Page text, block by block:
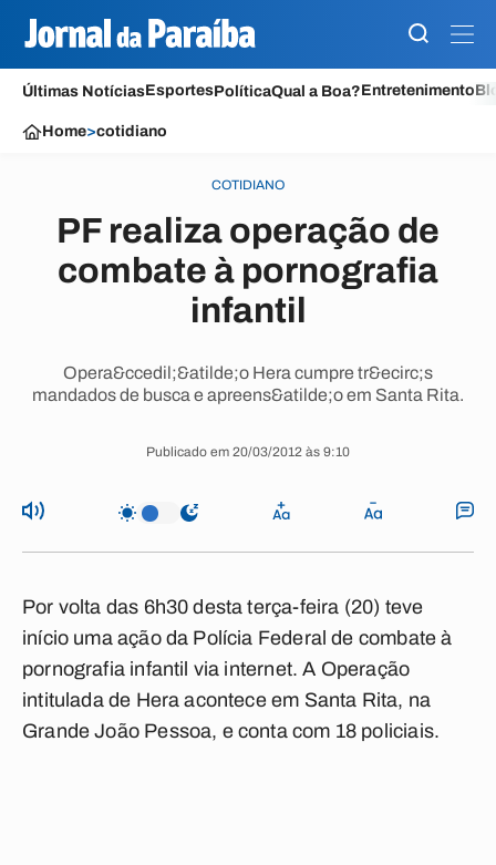
Últimas NotíciasEsportesPolíticaQual a Boa?Entretenimento
Home>cotidiano
COTIDIANO
PF realiza operação de
combate à pornografia
infantil
Opera&ccedil;&atilde;o Hera cumpre tr&ecirc;s
mandados de busca e apreens&atilde;o em Santa Rita.
Publicado em 20/03/2012 às 9:10
Por volta das 6h30 desta terça-feira (20) teve
início uma ação da Polícia Federal de combate à
pornografia infantil via internet. A Operação
intitulada de Hera acontece em Santa Rita, na
Grande João Pessoa, e conta com 18 policiais.